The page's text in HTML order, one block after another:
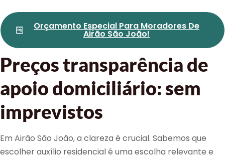
Orçamento Especial Para Moradores De
Airão São João!
Preços transparência de
apoio domiciliário: sem
imprevistos
Em Airão São João, a clareza é crucial. Sabemos que
escolher auxílio residencial é uma escolha relevante e